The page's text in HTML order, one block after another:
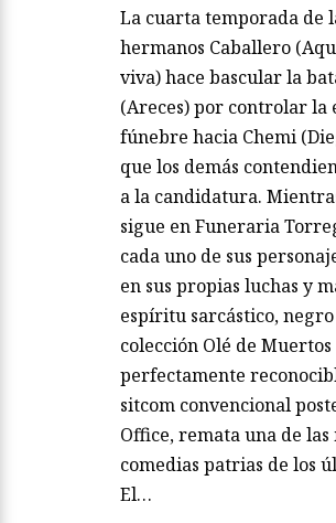
La cuarta temporada de
hermanos Caballero
viva) hace bascular la
(Areces) por controlar la
fúnebre hacia Chemi
que los demás
a la candidatura.
sigue en Funeraria
cada uno de sus
en sus propias luchas y
espíritu sarcástico,
colección Olé de Muertos
perfectamente
sitcom convencional
Office, remata una de las
comedias patrias de los
El…